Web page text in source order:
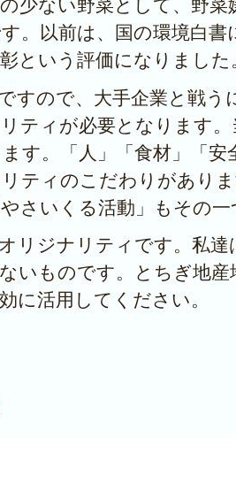
少ない野菜として、野
。以前は、国の環境白書
という評価になりました
すので、大手企業と戦う
ティが必要となります
す。「人」「食材」「
ティのこだわりがあり
さいくる活動」もその
リジナリティです。私達
いものです。とちぎ地産
に活用してください。